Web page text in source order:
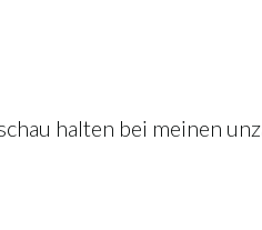
halten bei meinen